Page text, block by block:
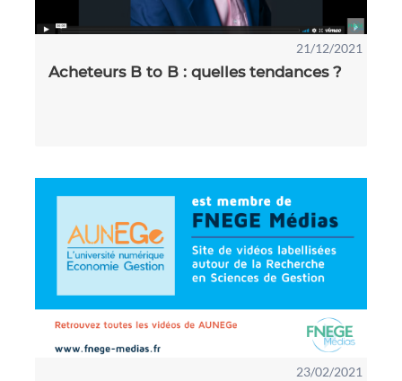
21/12/2021
Acheteurs B to B : quelles tendances ?
23/02/2021